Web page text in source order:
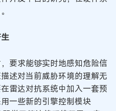
要求能够实时地感知危险信
述对当前威胁环境的理解无
雷达对抗系统中加入一套预
一些新的引擎控制模块